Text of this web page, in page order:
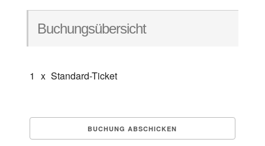
Buchungsübersicht
1 x Standard-Ticket